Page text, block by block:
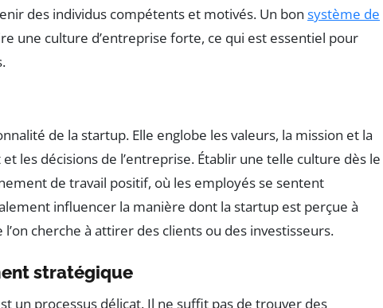
des individus compétents et motivés. Un bon système de
une culture d’entreprise forte, ce qui est essentiel pour
de la startup. Elle englobe les valeurs, la mission et la
les décisions de l’entreprise. Établir une telle culture dès le
de travail positif, où les employés se sentent
influencer la manière dont la startup est perçue à
cherche à attirer des clients ou des investisseurs.
stratégique
un processus délicat. Il ne suffit pas de trouver des